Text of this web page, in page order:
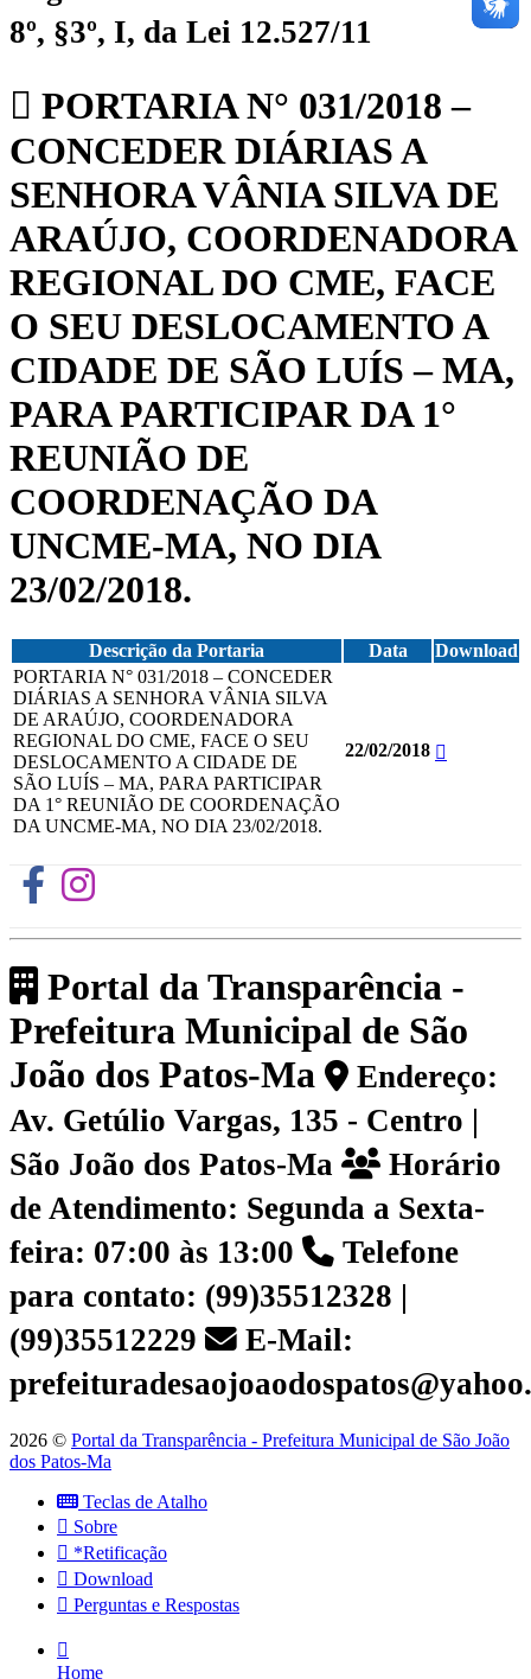
8º, §3º, I, da Lei 12.527/11
PORTARIA N° 031/2018 –
CONCEDER DIÁRIAS A
SENHORA VÂNIA SILVA DE
ARAÚJO, COORDENADORA
REGIONAL DO CME, FACE
O SEU DESLOCAMENTO A
CIDADE DE SÃO LUÍS – MA,
PARA PARTICIPAR DA 1°
REUNIÃO DE
COORDENAÇÃO DA
UNCME-MA, NO DIA
23/02/2018.
Descrição da Portaria Data
Download
PORTARIA N° 031/2018 – CONCEDER
DIÁRIAS A SENHORA VÂNIA SILVA
DE ARAÚJO, COORDENADORA
REGIONAL DO CME, FACE O SEU
DESLOCAMENTO A CIDADE DE
SÃO LUÍS – MA, PARA PARTICIPAR
DA 1° REUNIÃO DE COORDENAÇÃO
DA UNCME-MA, NO DIA 23/02/2018.
22/02/2018
Portal da Transparência -
Prefeitura Municipal de São
João dos Patos-Ma
Endereço:
Av. Getúlio Vargas, 135 - Centro |
São João dos Patos-Ma
Horário
de Atendimento: Segunda a Sexta-
feira: 07:00 às 13:00
Telefone
para contato: (99)35512328 |
(99)35512229
E-Mail:
2026 © Portal da Transparência - Prefeitura Municipal de São João
dos Patos-Ma
Teclas de Atalho
Sobre
*Retificação
Download
Perguntas e Respostas
Home